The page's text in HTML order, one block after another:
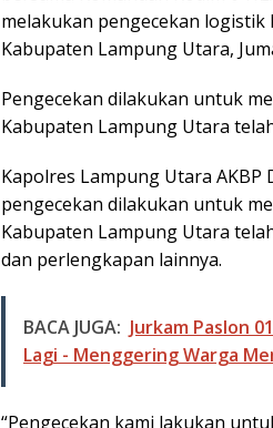
b
o
k
s
A
p
e
melakukan pengecekan logistik
Kabupaten Lampung Utara,
Pengecekan dilakukan untuk
Kabupaten Lampung Utara
Kapolres Lampung Utara AKBP
pengecekan dilakukan untuk
Kabupaten Lampung Utara
dan perlengkapan lainnya.
BACA JUGA: Jurkam Paslon
Lagi - Menggering Warga
“Pengecekan kami lakukan